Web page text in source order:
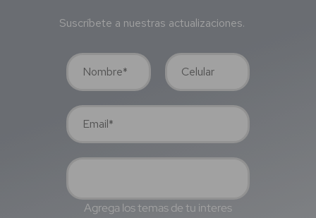
Suscríbete a nuestras actualizaciones.
Agrega los temas de tu interes